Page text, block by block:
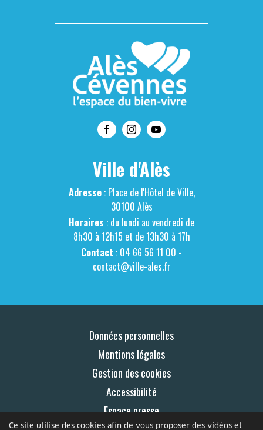
Ce site utilise des cookies afin de vous proposer des vidéos et
Ville d'Alès
Adresse: Place de l'Hôtel de Ville,
30100 Alès
Horaires : du lundi au vendredi de
8h30 à 12h15 et de 13h30 à 17h
Contact : 04 66 56 11 00 -
contact@ville-ales.fr
Données personnelles
Mentions légales
Gestion des cookies
Accessibilité
Espace presse